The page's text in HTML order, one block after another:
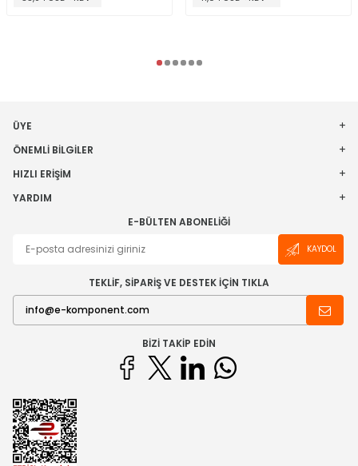
ÜYE
ÖNEMLI BILGILER
HIZLI ERIŞIM
YARDIM
E-BÜLTEN ABONELIĞI
KAYDOL
TEKLİF, SİPARİŞ VE DESTEK İÇİN TIKLA
BIZI TAKIP EDIN